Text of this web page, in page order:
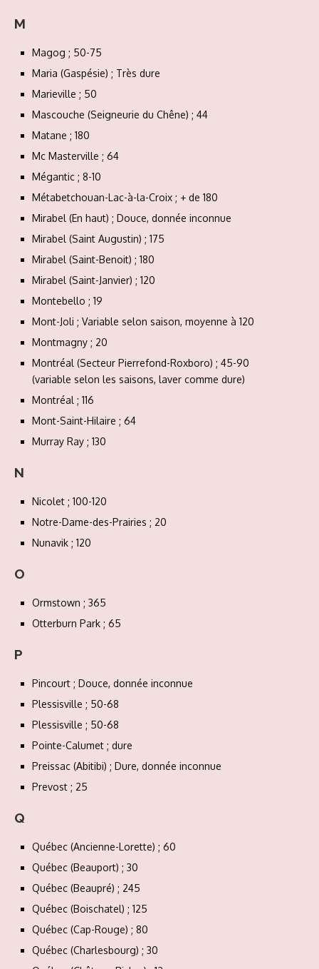
M
Magog ; 50-75
Maria (Gaspésie) ; Très dure
Marieville ; 50
Mascouche (Seigneurie du Chêne) ; 44
Matane ; 180
Mc Masterville ; 64
Mégantic ; 8-10
Métabetchouan-Lac-à-la-Croix ; + de 180
Mirabel (En haut) ; Douce, donnée inconnue
Mirabel (Saint Augustin) ; 175
Mirabel (Saint-Benoit) ; 180
Mirabel (Saint-Janvier) ; 120
Montebello ; 19
Mont-Joli ; Variable selon saison, moyenne à 120
Montmagny ; 20
Montréal (Secteur Pierrefond-Roxboro) ; 45-90
(variable selon les saisons, laver comme dure)
Montréal ; 116
Mont-Saint-Hilaire ; 64
Murray Ray ; 130
N
Nicolet ; 100-120
Notre-Dame-des-Prairies ; 20
Nunavik ; 120
O
Ormstown ; 365
Otterburn Park ; 65
P
Pincourt ; Douce, donnée inconnue
Plessisville ; 50-68
Plessisville ; 50-68
Pointe-Calumet ; dure
Preissac (Abitibi) ; Dure, donnée inconnue
Prevost ; 25
Q
Québec (Ancienne-Lorette) ; 60
Québec (Beauport) ; 30
Québec (Beaupré) ; 245
Québec (Boischatel) ; 125
Québec (Cap-Rouge) ; 80
Québec (Charlesbourg) ; 30